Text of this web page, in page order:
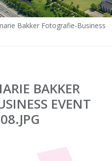
Bakker Fotografie-Business
BAKKER
EVENT